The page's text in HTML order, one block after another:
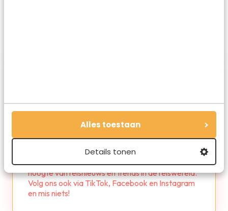
Alles toestaan
Details tonen
Redactie Travelvalley
De redactie van Travelvalley houd je op de
hoogte van reisnieuws en trends in de reiswereld.
Volg ons ook via TikTok, Facebook en Instagram
en mis niets!